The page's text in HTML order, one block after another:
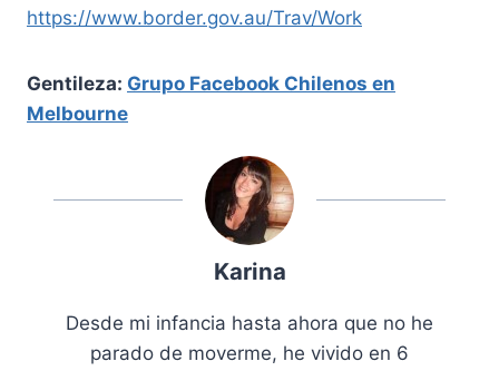
https://www.border.gov.au/Trav/Work
Gentileza: Grupo Facebook Chilenos en
Melbourne
Karina
Desde mi infancia hasta ahora que no he
parado de moverme, he vivido en 6